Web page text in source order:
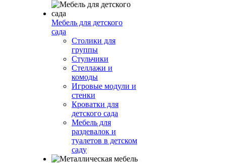
Мебель для детского
сада
Столики для
группы
Стульчики
Стеллажи и
комоды
Игровые модули и
стенки
Кроватки для
детского сада
Мебель для
раздевалок и
туалетов в детском
саду